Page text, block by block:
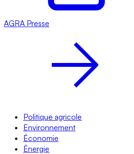
AGRA Presse
Politique agricole
Environnement
Économie
Énergie